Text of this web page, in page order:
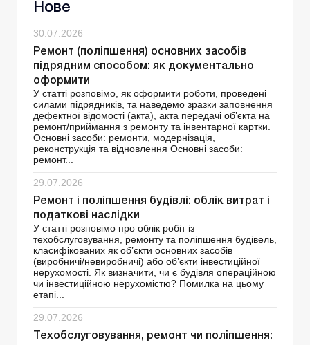
Нове
30.07.2026
Ремонт (поліпшення) основних засобів
підрядним способом: як документально
оформити
У статті розповімо, як оформити роботи, проведені
силами підрядників, та наведемо зразки заповнення
дефектної відомості (акта), акта передачі об’єкта на
ремонт/приймання з ремонту та інвентарної картки.
Основні засоби: ремонти, модернізація,
реконструкція та відновлення Основні засоби:
ремонт...
29.07.2026
Ремонт і поліпшення будівлі: облік витрат і
податкові наслідки
У статті розповімо про облік робіт із
техобслуговування, ремонту та поліпшення будівель,
класифікованих як об’єкти основних засобів
(виробничі/невиробничі) або об’єкти інвестиційної
нерухомості. Як визначити, чи є будівля операційною
чи інвестиційною нерухомістю? Помилка на цьому
етапі...
29.07.2026
Техобслуговування, ремонт чи поліпшення: